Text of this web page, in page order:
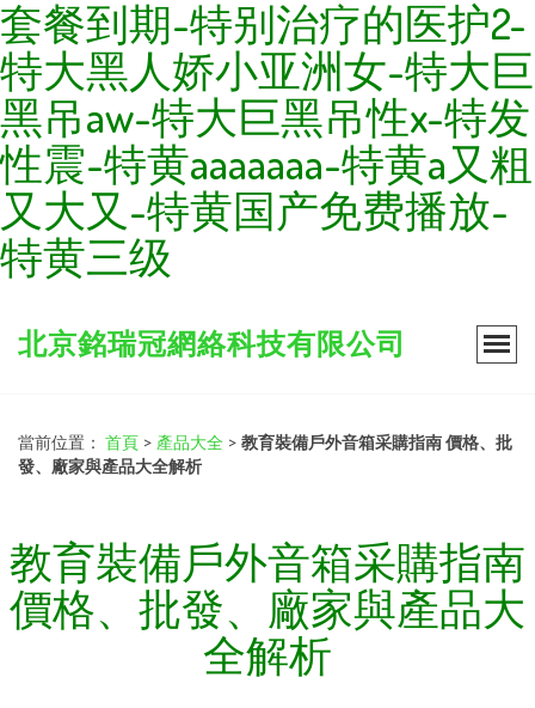
套餐到期-特别治疗的医护2-
特大黑人娇小亚洲女-特大巨
黑吊aw-特大巨黑吊性x-特发
性震-特黄aaaaaaa-特黄a又粗
又大又-特黄国产免费播放-
特黄三级
北京銘瑞冠網絡科技有限公司
當前位置： 首頁 > 產品大全 > 教育裝備戶外音箱采購指南 價格、批
發、廠家與產品大全解析
教育裝備戶外音箱采購指南
價格、批發、廠家與產品大
全解析